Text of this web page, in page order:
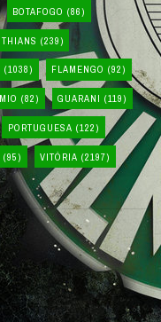
BOTAFOGO (86)
(239)
(1038) FLAMENGO (92)
(82) GUARANI (119)
PORTUGUESA (122)
(95) VITÓRIA (2197)